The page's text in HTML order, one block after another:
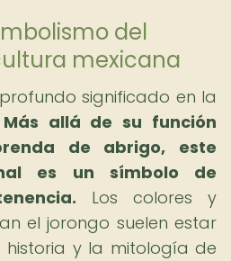
del
mexicana
significado en la
Más allá de su función
de abrigo, este
es un símbolo de
Los colores y
el jorongo suelen estar
y la mitología de